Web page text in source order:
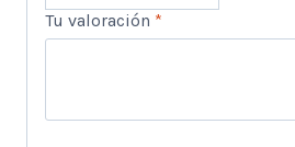
Tu valoración *